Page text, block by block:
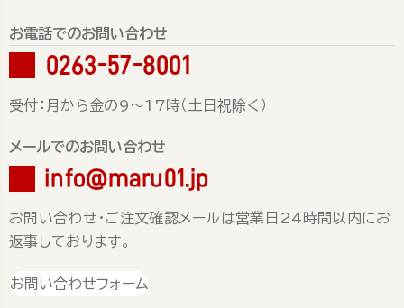
お電話でのお問い合わせ
0263-57-8001
受付：月から金の9～17時（土日祝除く）
メールでのお問い合わせ
info@maru01.jp
お問い合わせ・ご注文確認メールは営業日24時間以内にお
返事しております。
お問い合わせフォーム